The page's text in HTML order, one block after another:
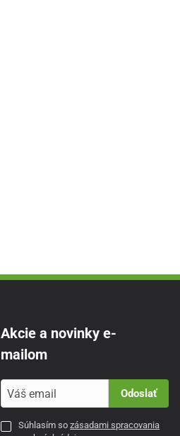
Akcie a novinky e-
mailom
Odoslať
Súhlasím sozásadami spracovania